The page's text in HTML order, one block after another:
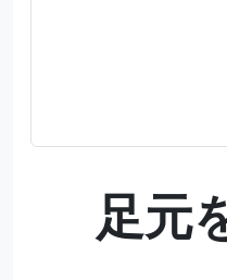
足元